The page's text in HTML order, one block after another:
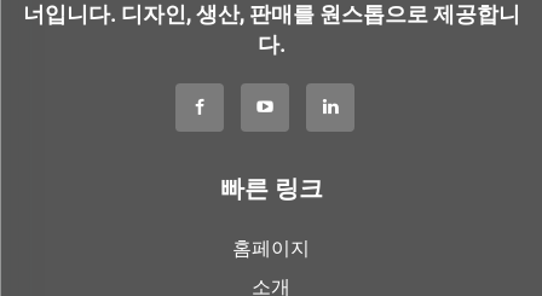
너입니다. 디자인, 생산, 판매를 원스톱으로 제공합니
다.
빠른 링크
홈페이지
소개